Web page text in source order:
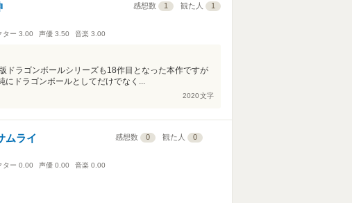
感想数 1 観た人 1
ター 3.00 声優 3.50 音楽 3.00
ドラゴンボールシリーズも18作目となった本作ですが
にドラゴンボールとしてだけでなく...
2020文字
ムライ 感想数 0 観た人 0
ター 0.00 声優 0.00 音楽 0.00